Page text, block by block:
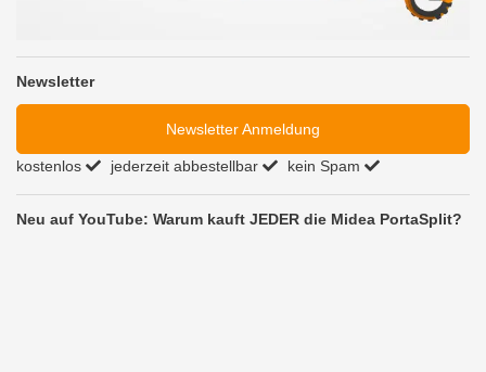
Newsletter
Newsletter Anmeldung
kostenlos jederzeit abbestellbar kein Spam
Neu auf YouTube: Warum kauft JEDER die Midea PortaSplit?